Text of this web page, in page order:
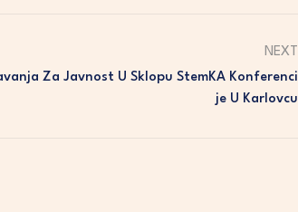
NEXT
Za Javnost U Sklopu StemKA Konferenci
Je U Karlovcu